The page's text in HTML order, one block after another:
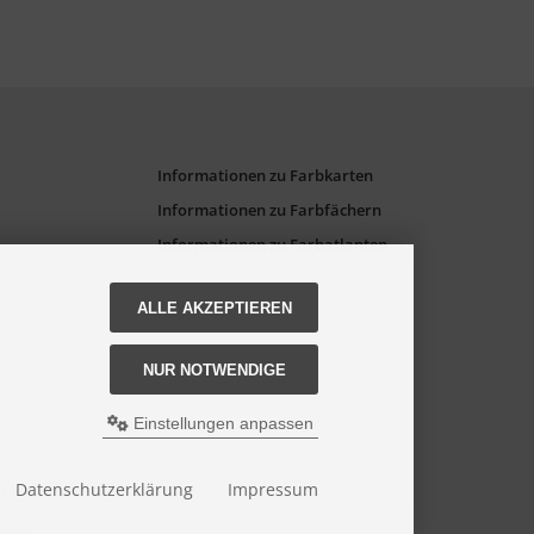
Informationen zu Farbkarten
Informationen zu Farbfächern
Informationen zu Farbatlanten
GmbH Farbkarten-Shop.
ALLE AKZEPTIEREN
NUR NOTWENDIGE
Einstellungen anpassen
Datenschutzerklärung Impressum